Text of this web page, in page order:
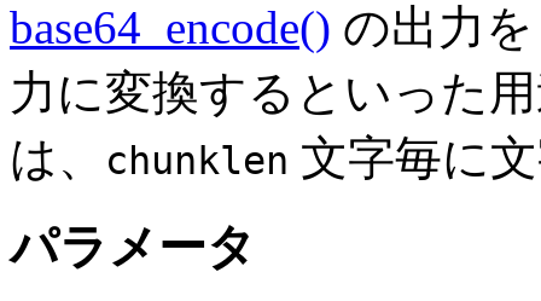
base64_encode() の出力
力に変換するといった
は、
chunklen 文字毎に
パラメータ